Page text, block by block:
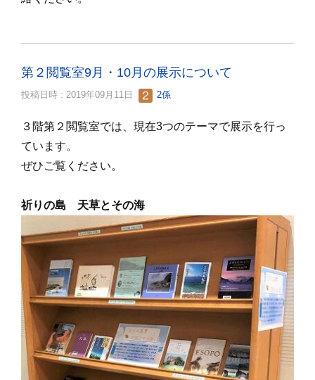
第２閲覧室9月・10月の展示について
投稿日時 : 2019年09月11日 2係
３階第２閲覧室では、現在3つのテーマで展示を行っ
ています。
ぜひご覧ください。
祈りの島 天草とその海